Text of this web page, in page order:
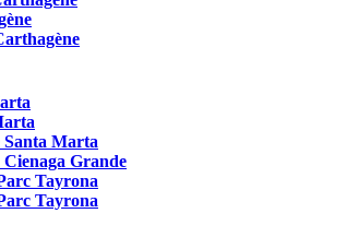
Santa Marta
Cienaga Grande
Tayrona
Tayrona